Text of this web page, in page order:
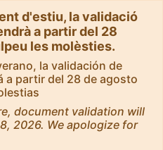
d'estiu, la validació
a partir del 28
les molèsties.
la validación de
a partir del 28 de agosto
document validation will
2026. We apologize for